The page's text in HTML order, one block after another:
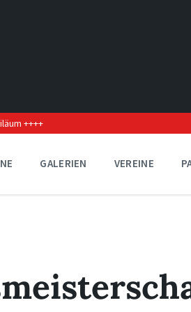
++++
GALERIEN VEREINE